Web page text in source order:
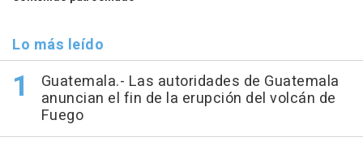
Lo más leído
Guatemala.- Las autoridades de Guatemala
anuncian el fin de la erupción del volcán de
Fuego